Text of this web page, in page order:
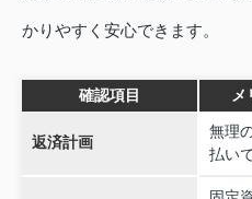
かりやすく安心できます。
確認項目 メ
返済計画
無理
払い